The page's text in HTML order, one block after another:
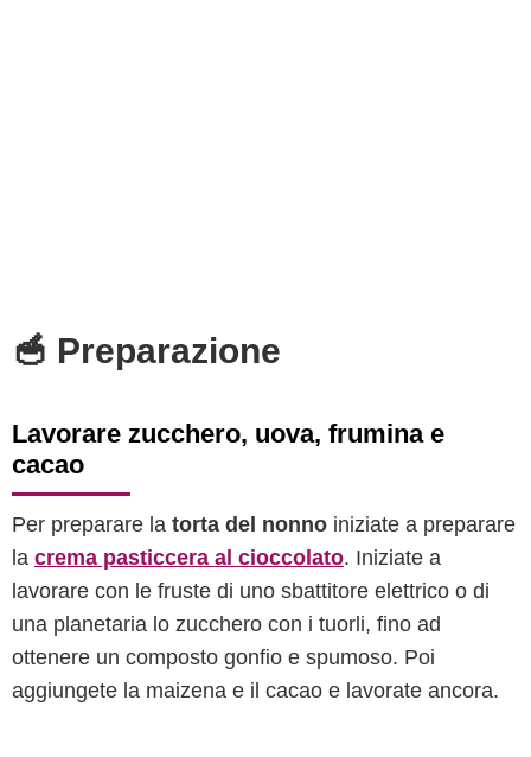
🥣 Preparazione
Lavorare zucchero, uova, frumina e
cacao
Per preparare la torta del nonno iniziate a preparare
la crema pasticcera al cioccolato. Iniziate a
lavorare con le fruste di uno sbattitore elettrico o di
una planetaria lo zucchero con i tuorli, fino ad
ottenere un composto gonfio e spumoso. Poi
aggiungete la maizena e il cacao e lavorate ancora.